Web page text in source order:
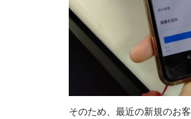
そのため、最近の新規のお